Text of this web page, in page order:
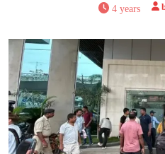
4 years